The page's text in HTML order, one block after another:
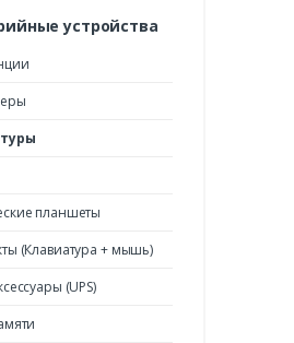
устройства
планшеты
(Клавиатура + мышь)
(UPS)